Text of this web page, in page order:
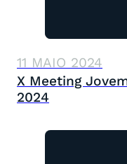
11 MAIO 2024
X Meeting
2024